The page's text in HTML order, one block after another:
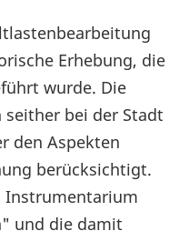
Erhebung, die
wurde. Die
seither bei der Stadt
den Aspekten
berücksichtigt.
Instrumentarium
und die damit